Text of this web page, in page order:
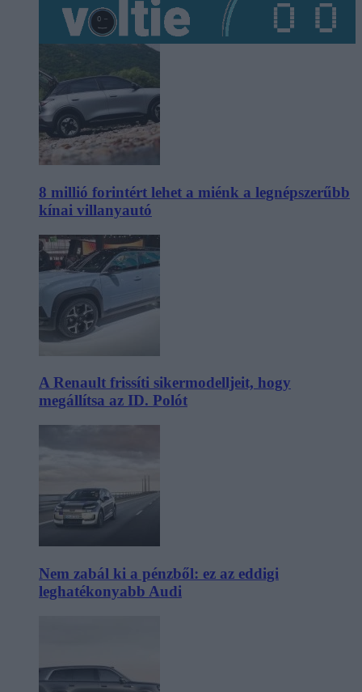
8 millió forintért lehet a miénk a legnépszerűbb
kínai villanyautó
A Renault frissíti sikermodelljeit, hogy
megállítsa az ID. Polót
Nem zabál ki a pénzből: ez az eddigi
leghatékonyabb Audi